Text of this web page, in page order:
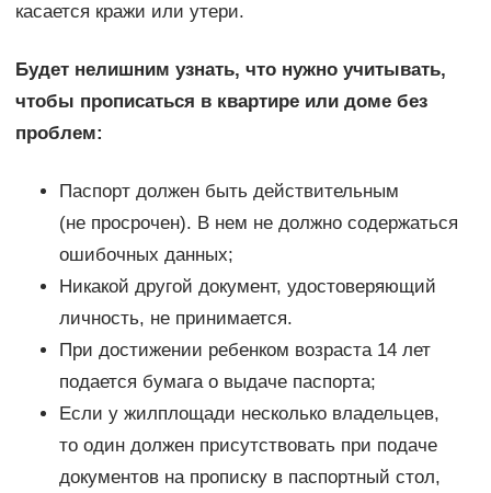
касается кражи или утери.
Будет нелишним узнать, что нужно учитывать,
чтобы прописаться в квартире или доме без
проблем:
Паспорт должен быть действительным
(не просрочен). В нем не должно содержаться
ошибочных данных;
Никакой другой документ, удостоверяющий
личность, не принимается.
При достижении ребенком возраста 14 лет
подается бумага о выдаче паспорта;
Если у жилплощади несколько владельцев,
то один должен присутствовать при подаче
документов на прописку в паспортный стол,